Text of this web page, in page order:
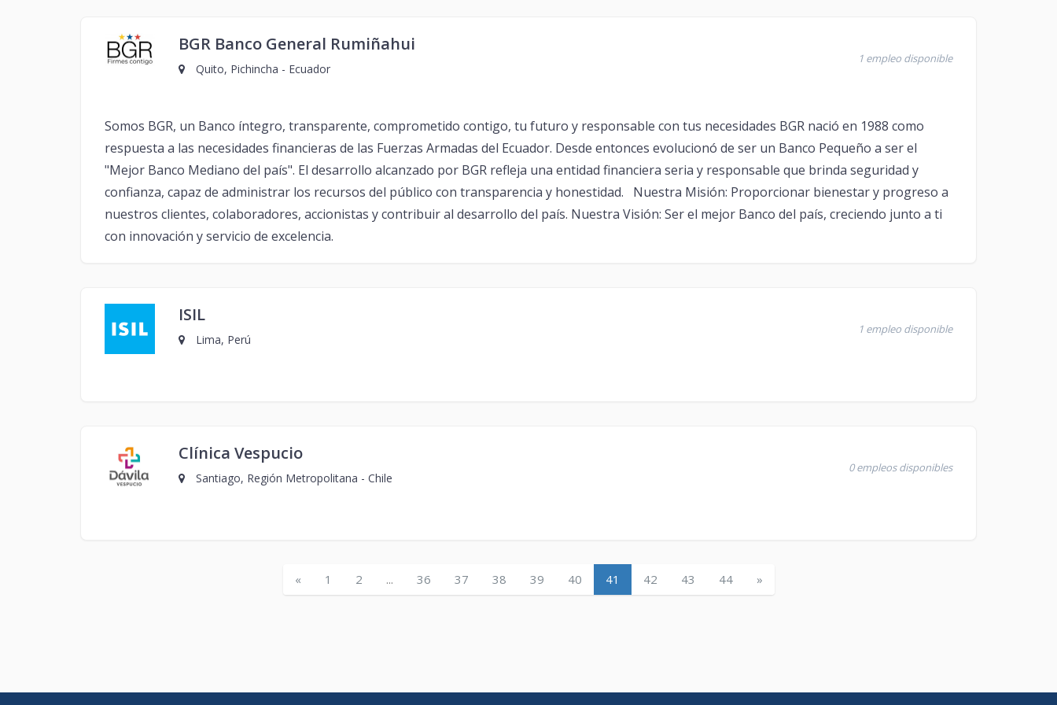
BGR Banco General Rumiñahui
Quito, Pichincha - Ecuador
1 empleo disponible
Somos BGR, un Banco íntegro, transparente, comprometido contigo, tu futuro y responsable con tus necesidades BGR nació en 1988 como
respuesta a las necesidades financieras de las Fuerzas Armadas del Ecuador. Desde entonces evolucionó de ser un Banco Pequeño a ser el
"Mejor Banco Mediano del país". El desarrollo alcanzado por BGR refleja una entidad financiera seria y responsable que brinda seguridad y
confianza, capaz de administrar los recursos del público con transparencia y honestidad. Nuestra Misión: Proporcionar bienestar y progreso a
nuestros clientes, colaboradores, accionistas y contribuir al desarrollo del país. Nuestra Visión: Ser el mejor Banco del país, creciendo junto a ti
con innovación y servicio de excelencia.
ISIL
Lima, Perú
1 empleo disponible
Clínica Vespucio
Santiago, Región Metropolitana - Chile
0 empleos disponibles
« 1 2 ... 36 37 38 39 40 41 42 43 44 »